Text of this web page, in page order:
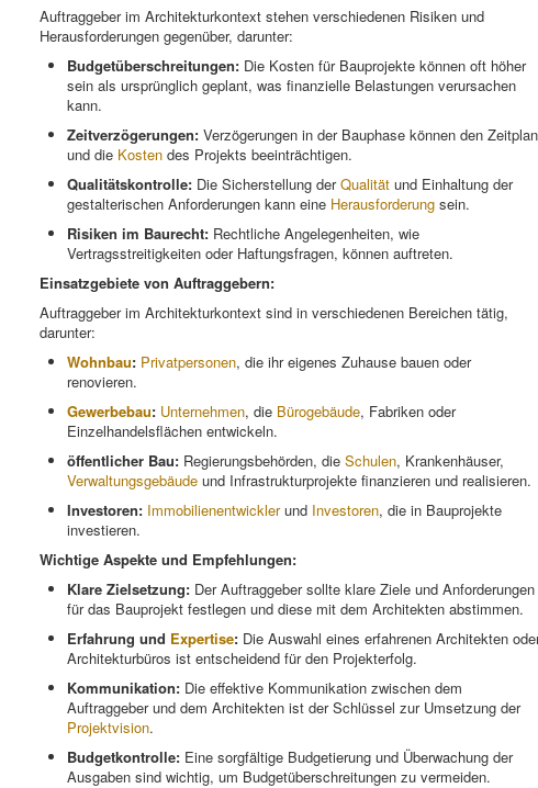
Auftraggeber im Architekturkontext stehen verschiedenen Risiken und
Herausforderungen gegenüber, darunter:
Budgetüberschreitungen: Die Kosten für Bauprojekte können oft höher
sein als ursprünglich geplant, was finanzielle Belastungen verursachen
kann.
Zeitverzögerungen: Verzögerungen in der Bauphase können den Zeitplan
und die Kosten des Projekts beeinträchtigen.
Qualitätskontrolle: Die Sicherstellung derQualität und Einhaltung der
gestalterischen Anforderungen kann eine Herausforderung sein.
Risiken im Baurecht: Rechtliche Angelegenheiten, wie
Vertragsstreitigkeiten oder Haftungsfragen, können auftreten.
Einsatzgebiete von Auftraggebern:
Auftraggeber im Architekturkontext sind in verschiedenen Bereichen tätig,
darunter:
Wohnbau: Privatpersonen, die ihr eigenes Zuhause bauen oder
renovieren.
Gewerbebau: Unternehmen, die Bürogebäude, Fabriken oder
Einzelhandelsflächen entwickeln.
öffentlicher Bau: Regierungsbehörden, die Schulen, Krankenhäuser,
Verwaltungsgebäude und Infrastrukturprojekte finanzieren und realisieren.
Investoren: Immobilienentwicklerund Investoren, die in Bauprojekte
investieren.
Wichtige Aspekte und Empfehlungen:
Klare Zielsetzung: Der Auftraggeber sollte klare Ziele und Anforderungen
für das Bauprojekt festlegen und diese mit dem Architekten abstimmen.
Erfahrung und Expertise: Die Auswahl eines erfahrenen Architekten
Architekturbüros ist entscheidend für den Projekterfolg.
Kommunikation: Die effektive Kommunikation zwischen dem
Auftraggeber und dem Architekten ist der Schlüssel zur Umsetzung der
Projektvision.
Budgetkontrolle: Eine sorgfältige Budgetierung und Überwachung der
Ausgaben sind wichtig, um Budgetüberschreitungen zu vermeiden.